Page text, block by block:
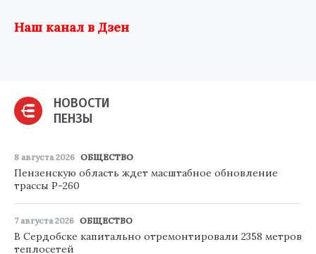
Наш канал в Дзен
НОВОСТИ
ПЕНЗЫ
8 августа 2026 ОБЩЕСТВО
Пензенскую область ждет масштабное обновление
трассы Р-260
7 августа 2026 ОБЩЕСТВО
В Сердобске капитально отремонтировали 2358 метров
теплосетей